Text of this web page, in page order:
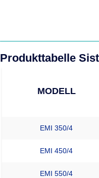
Produkttabelle
MODELL
EMI 350/4
EMI 450/4
EMI 550/4